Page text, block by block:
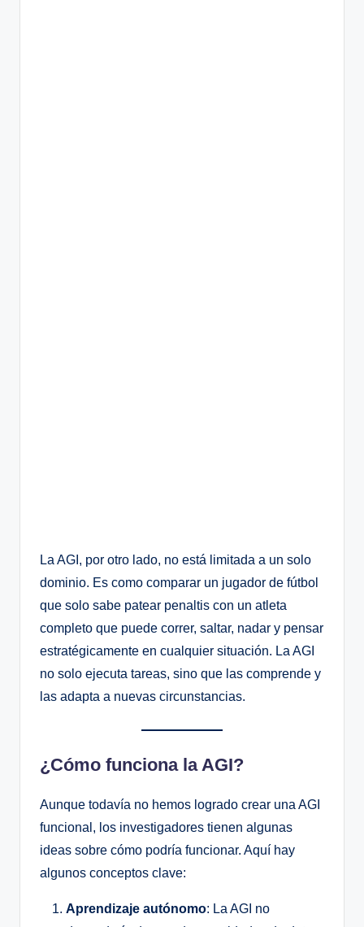
La AGI, por otro lado, no está limitada a un solo
dominio. Es como comparar un jugador de fútbol
que solo sabe patear penaltis con un atleta
completo que puede correr, saltar, nadar y pensar
estratégicamente en cualquier situación. La AGI
no solo ejecuta tareas, sino que las comprende y
las adapta a nuevas circunstancias.
¿Cómo funciona la AGI?
Aunque todavía no hemos logrado crear una AGI
funcional, los investigadores tienen algunas
ideas sobre cómo podría funcionar. Aquí hay
algunos conceptos clave:
Aprendizaje autónomo: La AGI no